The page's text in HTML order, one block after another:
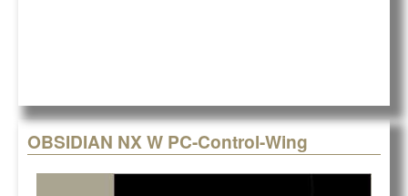
OBSIDIAN NX W PC-Control-Wing